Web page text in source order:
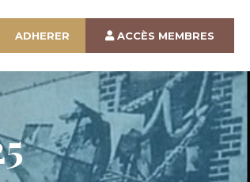
ADHERER ACCÈS MEMBRES